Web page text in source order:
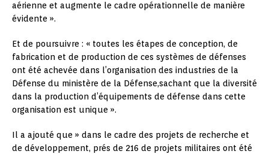
aérienne et augmente le cadre opérationnelle de manière
évidente ».
Et de poursuivre : « toutes les étapes de conception, de
fabrication et de production de ces systèmes de défenses
ont été achevée dans l’organisation des industries de la
Défense du ministère de la Défense,sachant que la diversité
dans la production d’équipements de défense dans cette
organisation est unique ».
Il a ajouté que » dans le cadre des projets de recherche et
de développement, prés de 216 de projets militaires ont été